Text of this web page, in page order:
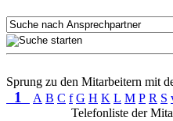
Sprung zu den Mitarbeitern mit
1 A B C f G H K L M P R S
Telefonliste der